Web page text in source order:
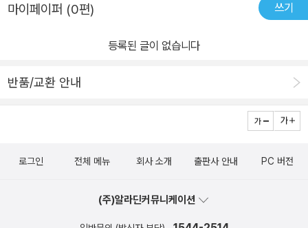
마이페이퍼 (0편) 쓰기
등록된 글이 없습니다
반품/교환 안내
로그인 전체 메뉴 회사 소개 출판사 안내 PC 버전
(주)알라딘커뮤니케이션